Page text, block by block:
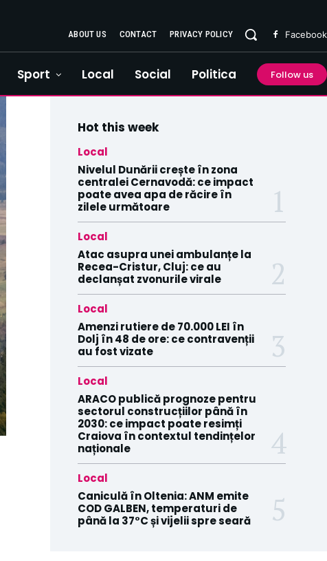
ABOUT US CONTACT PRIVACY POLICY Facebook
Sport Local Social Politica Follow us
Hot this week
Local
Nivelul Dunării crește în zona
centralei Cernavodă: ce impact
poate avea apa de răcire în
zilele următoare
Local
Atac asupra unei ambulanțe la
Recea-Cristur, Cluj: ce au
declanșat zvonurile virale
Local
Amenzi rutiere de 70.000 LEI în
Dolj în 48 de ore: ce contravenții
au fost vizate
Local
ARACO publică prognoze pentru
sectorul construcțiilor până în
2030: ce impact poate resimți
Craiova în contextul tendințelor
naționale
Local
Caniculă în Oltenia: ANM emite
COD GALBEN, temperaturi de
până la 37°C și vijelii spre seară